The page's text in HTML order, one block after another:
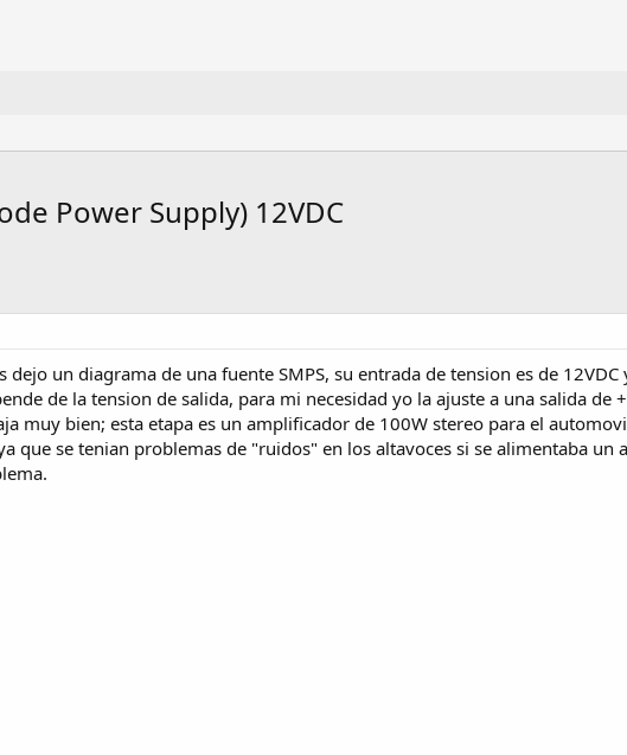
Power Supply) 12VDC
dejo un diagrama de una fuente SMPS, su entrada de tension es de
de la tension de salida, para mi necesidad yo la ajuste a una salida de
muy bien; esta etapa es un amplificador de 100W stereo para el
que se tenian problemas de "ruidos" en los altavoces si se alimentaba un